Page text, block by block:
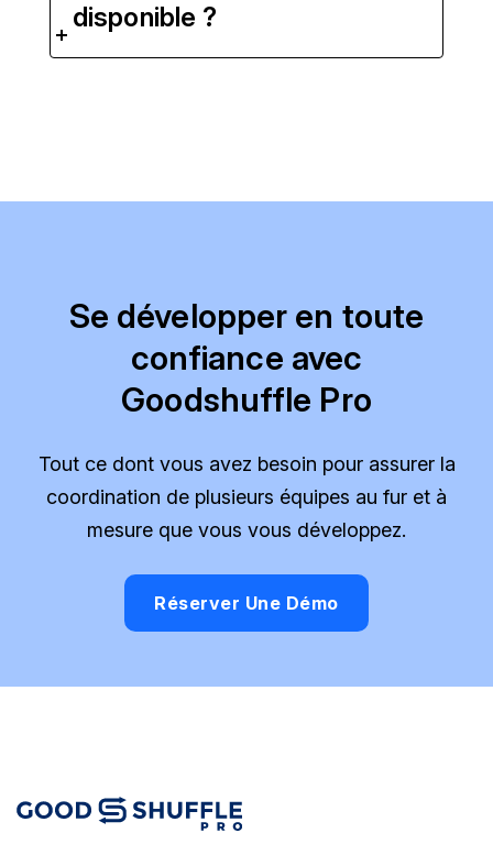
disponible ?
Se développer en toute
confiance avec
Goodshuffle Pro
Tout ce dont vous avez besoin pour assurer la
coordination de plusieurs équipes au fur et à
mesure que vous vous développez.
Réserver Une Démo